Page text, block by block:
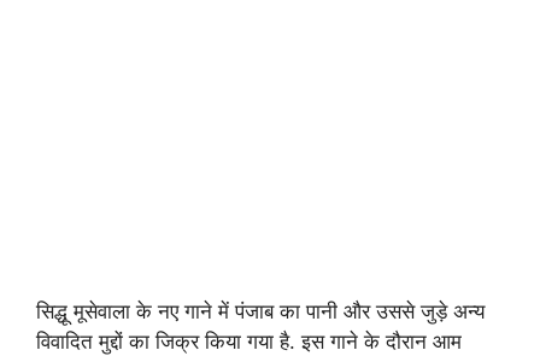
सिद्धू मूसेवाला के नए गाने में पंजाब का पानी और उससे जुड़े अन्य
विवादित मुद्दों का जिक्र किया गया है. इस गाने के दौरान आम